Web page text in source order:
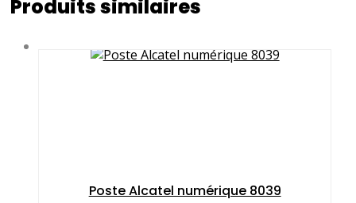
Produits similaires
Poste Alcatel numérique 8039